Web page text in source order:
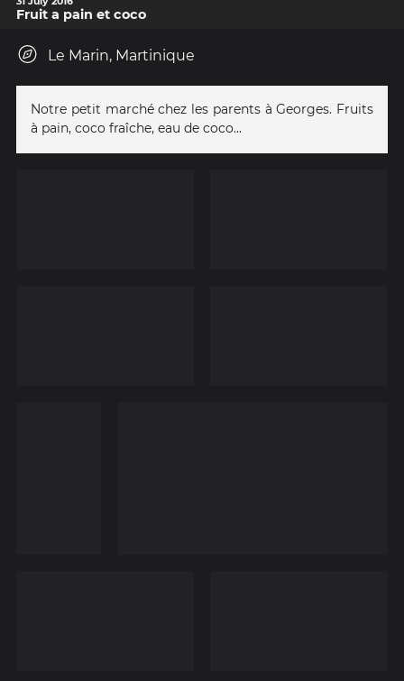
Fruit a pain et coco
Le Marin, Martinique
Notre petit marché chez les parents à Georges. Fruits
à pain, coco fraîche, eau de coco...